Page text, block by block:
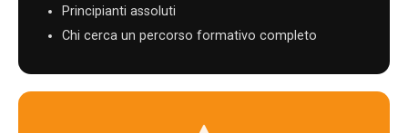
Principianti assoluti
Chi cerca un percorso formativo completo